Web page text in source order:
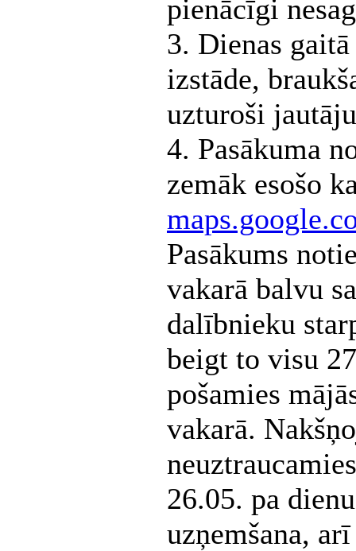
pienācīgi
3. Dienas
izstāde,
uzturoši
4. Pasākuma
zemāk esošo
Pasākums
vakarā balvu
dalībnieku
beigt to visu
pošamies
vakarā.
26.05. pa
uzņemšana,